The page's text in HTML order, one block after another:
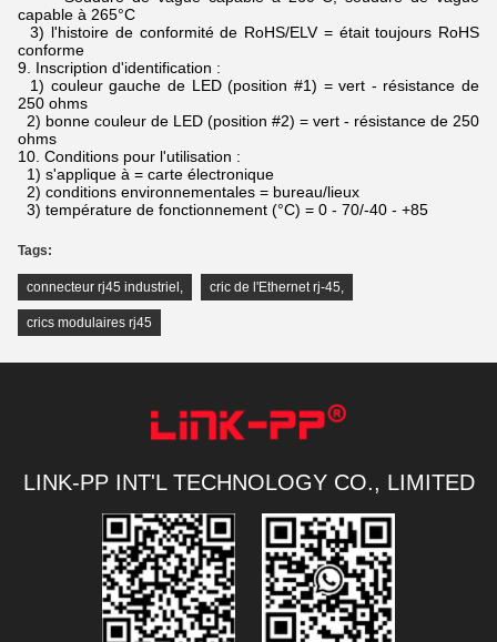
capable à 265°C
3) l'histoire de conformité de RoHS/ELV = était toujours RoHS
conforme
9. Inscription d'identification :
1) couleur gauche de LED (position #1) = vert - résistance de
250 ohms
2) bonne couleur de LED (position #2) = vert - résistance de 250
ohms
10. Conditions pour l'utilisation :
1) s'applique à = carte électronique
2) conditions environnementales = bureau/lieux
3) température de fonctionnement (°C) = 0 - 70/-40 - +85
Tags:
connecteur rj45 industriel , cric de l'Ethernet rj-45,
crics modulaires rj45
LINK-PP INT'L TECHNOLOGY CO., LIMITED